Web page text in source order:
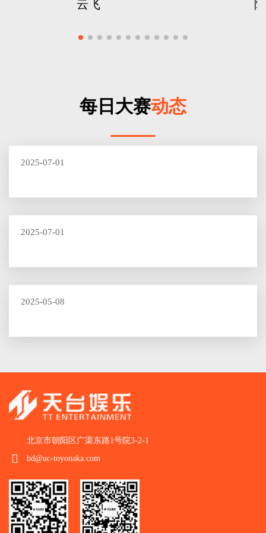
云飞
每日大赛动态
2025-07-01
2025-07-01
2025-05-08
北京市朝阳区广渠东路1号院3-2-1
bd@uc-toyonaka.com